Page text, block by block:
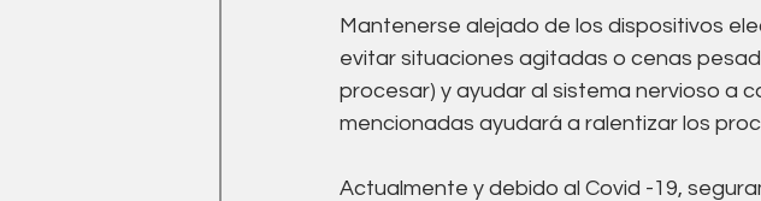
Mantenerse alejado de los dispositivos
evitar situaciones agitadas o cenas
procesar) y ayudar al sistema nervioso a
mencionadas ayudará a ralentizar los
Actualmente y debido al Covid -19,